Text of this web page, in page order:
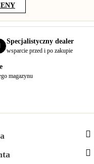
Specjalistyczny dealer
wsparcie przed i po zakupie
magazynu